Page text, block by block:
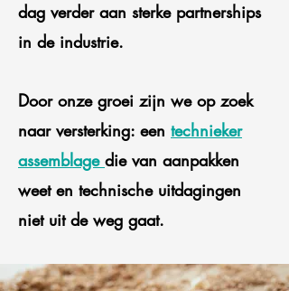
dag verder aan sterke partnerships
in de industrie.
Door onze groei zijn we op zoek
naar versterking: een technieker
assemblage die van aanpakken
weet en technische uitdagingen
niet uit de weg gaat.